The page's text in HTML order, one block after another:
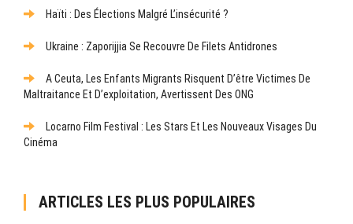
Haïti : Des Élections Malgré L’insécurité ?
Ukraine : Zaporijjia Se Recouvre De Filets Antidrones
A Ceuta, Les Enfants Migrants Risquent D’être Victimes De
Maltraitance Et D’exploitation, Avertissent Des ONG
Locarno Film Festival : Les Stars Et Les Nouveaux Visages Du
Cinéma
ARTICLES LES PLUS POPULAIRES